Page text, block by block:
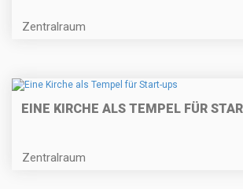
Zentralraum
EINE KIRCHE ALS TEMPEL FÜR
Zentralraum